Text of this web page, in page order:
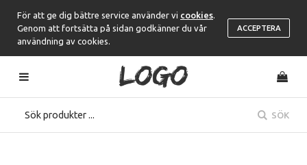
För att ge dig bättre service använder vi cookies
Genom att fortsätta på sidan godkänner du vår
användning av cookies.
ACCEPTERA
SÖK